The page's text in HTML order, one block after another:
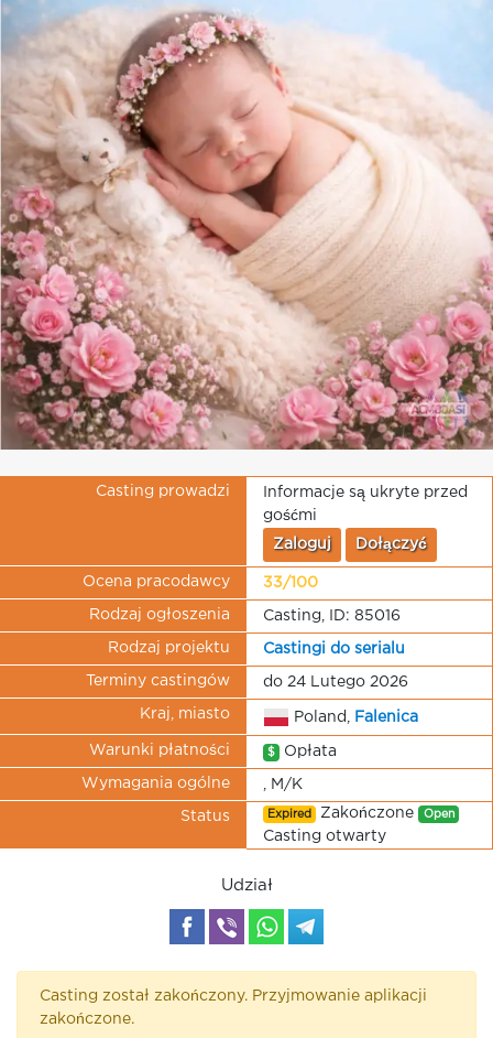
Casting prowadzi
Informacje są ukryte przed
gośćmi
Zaloguj Dołączyć
Ocena pracodawcy 33/100
Rodzaj ogłoszenia Casting, ID: 85016
Rodzaj projektu Castingi do serialu
Terminy castingów do 24 Lutego 2026
Kraj, miasto Poland, Falenica
Warunki płatności $ Opłata
Wymagania ogólne , M/K
Status Expired Zakończone Open
Casting otwarty
Udział
Casting został zakończony. Przyjmowanie aplikacji
zakończone.